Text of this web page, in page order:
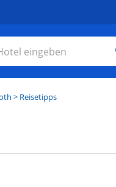
> Reisetipps